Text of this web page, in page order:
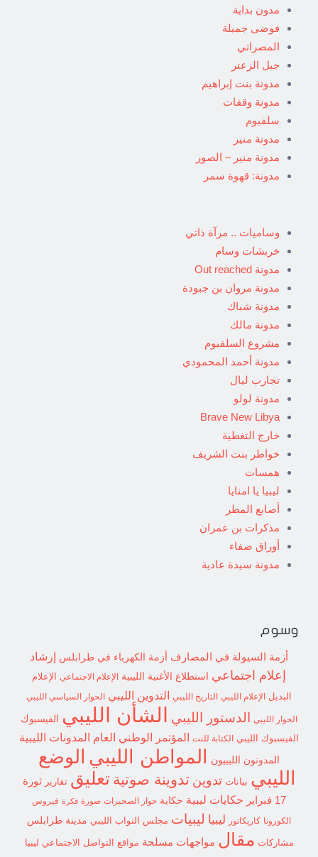
مدون بداية
فوضى جميلة
المصراتي
جبل الزعتر
مدونة بنت إبراهيم
مدونة وقفات
سلفيوم
مدونة منير
مدونة منير – الصور
مدونة: قهوة سمر
وساميات .. مرآة ذاتي
خربشات وسام
مدونة Out reached
مدونة مروان بن جبودة
مدونة شباك
مدونة مالك
مشروع السلفيوم
مدونة أحمد المحمودي
تجارب ليال
مدونة لولو
Brave New Libya
خارج التغطية
خواطر بنت الشريف
همسات
ليبيا يا امنايا
أصابع المطر
مذكرات بن عمران
أوراق صفاء
مدونة سيدة عادية
وسوم
أزمة السيولة في المصارف أزمة الكهرباء في طرابلس إرشاد
إعلام اجتماعي استطلاع الأغنية الليبية الإعلام الاجتماعي
الإعلام
البديل الإعلام الليبي التاريخ الليبي التدوين الليبي الحوار السياسي الليبي
الحوار الليبي الدستور الليبي الشأن الليبي الفيسبوك
الفيسبوك الليبي الكتابة للنت المؤتمر الوطني العام المدونات الليبية
المدونون الليبيون المواطن الليبي الوضع
الليبي بيانات تدوين تدوينة صوتية تعليق تقارير
ثورة
17 فبراير
حكايات ليبية حكاية حوار الصخيرات صورة فكرة فيروس
الكورونا كاريكاتور ليبيا ليبيات مجلس النواب الليبي مدينة طرابلس
مشاركات مقال مواجهات مسلحة مواقع التواصل الاجتماعي ليبيا